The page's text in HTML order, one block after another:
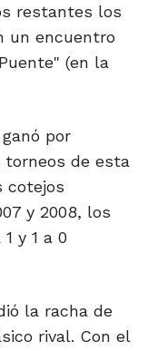
restantes los
un encuentro
(en la
por
torneos de esta
cotejos
y 2008, los
y 1 a 0
la racha de
rival. Con el